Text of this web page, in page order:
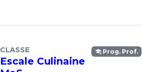
CLASSE
Escale Culinaine
Prog. Prof.